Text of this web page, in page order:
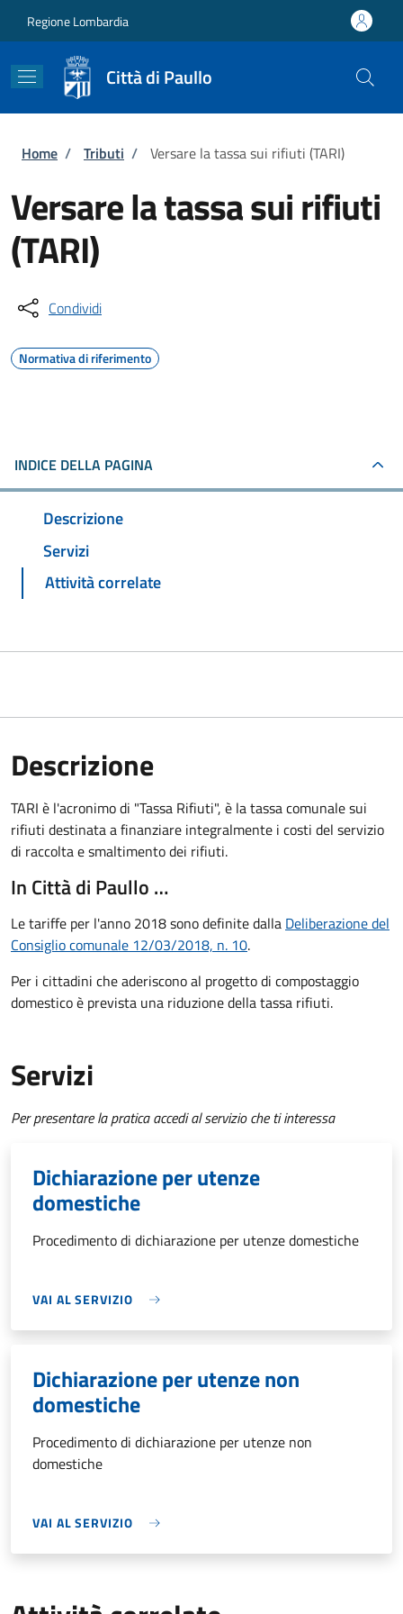
Regione Lombardia
Città di Paullo
Briciole di pane
Home / Tributi / Versare la tassa sui rifiuti (TARI)
Versare la tassa sui rifiuti
(TARI)
Condividi
Normativa di riferimento
INDICE DELLA PAGINA
Descrizione
Servizi
Attività correlate
Descrizione
TARI è l'acronimo di "Tassa Rifiuti", è la tassa comunale sui
rifiuti destinata a finanziare integralmente i costi del servizio
di raccolta e smaltimento dei rifiuti.
In Città di Paullo …
Le tariffe per l'anno 2018 sono definite dalla Deliberazione del
Consiglio comunale 12/03/2018, n. 10.
Per i cittadini che aderiscono al progetto di compostaggio
domestico è prevista una riduzione della tassa rifiuti.
Servizi
Per presentare la pratica accedi al servizio che ti interessa
Dichiarazione per utenze
domestiche
Procedimento di dichiarazione per utenze domestiche
VAI AL SERVIZIO
Dichiarazione per utenze non
domestiche
Procedimento di dichiarazione per utenze non
domestiche
VAI AL SERVIZIO